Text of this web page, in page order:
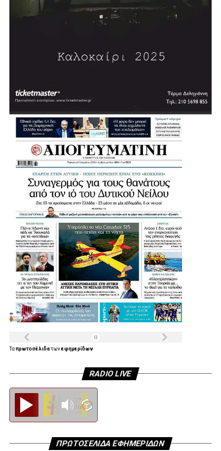
Ταπρωτοσέλιδατωνεφημερίδων
RADIO LIVE
ΠΡΩΤΟΣΕΛΙΔΑ ΕΦΗΜΕΡΙΔΩΝ